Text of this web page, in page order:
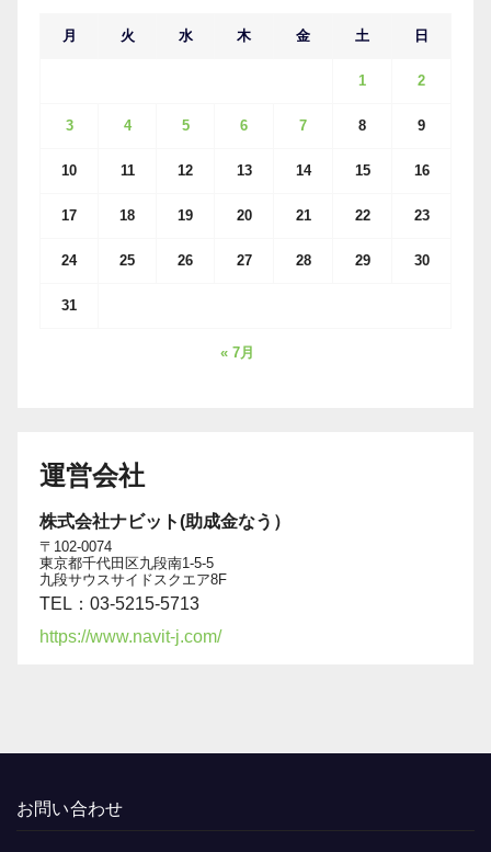
月 火 水 木 金 土 日
1 2
3 4 5 6 7 8 9
10 11 12 13 14 15 16
17 18 19 20 21 22 23
24 25 26 27 28 29 30
31
« 7月
運営会社
株式会社ナビット(助成金なう）
〒102-0074
東京都千代田区九段南1-5-5
九段サウスサイドスクエア8F
TEL：03-5215-5713
https://www.navit-j.com/
お問い合わせ